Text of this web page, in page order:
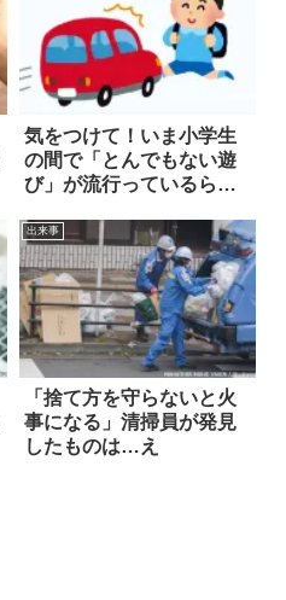
気をつけて！いま小学生
の間で「とんでもない遊
び」が流行っているらし
出来事
「捨て方を守らないと火
事になる」清掃員が発見
したものは…え